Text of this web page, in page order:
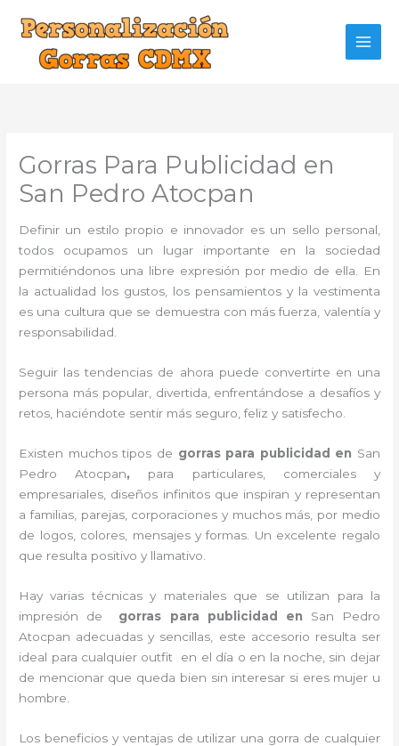
contenido
Gorras Para Publicidad en
San Pedro Atocpan
Definir un estilo propio e innovador es un sello personal,
todos ocupamos un lugar importante en la sociedad
permitiéndonos una libre expresión por medio de ella. En
la actualidad los gustos, los pensamientos y la vestimenta
es una cultura que se demuestra con más fuerza, valentía y
responsabilidad.
Seguir las tendencias de ahora puede convertirte en una
persona más popular, divertida, enfrentándose a desafíos y
retos, haciéndote sentir más seguro, feliz y satisfecho.
Existen muchos tipos de gorras para publicidad en San
Pedro Atocpan, para particulares, comerciales y
empresariales, diseños infinitos que inspiran y representan
a familias, parejas, corporaciones y muchos más, por medio
de logos, colores, mensajes y formas. Un excelente regalo
que resulta positivo y llamativo.
Hay varias técnicas y materiales que se utilizan para la
impresión de gorras para publicidad en San Pedro
Atocpan adecuadas y sencillas, este accesorio resulta ser
ideal para cualquier outfit en el día o en la noche, sin dejar
de mencionar que queda bien sin interesar si eres mujer u
hombre.
Los beneficios y ventajas de utilizar una gorra de cualquier